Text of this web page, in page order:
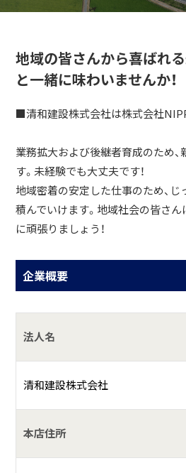
地域の皆さんから喜ばれ
と一緒に味わいませんか！
■清和建設株式会社は株式会社
業務拡大および後継者育成のため
す。未経験でも大丈夫です！
地域密着の安定した仕事のため、
積んでいけます。地域社会の皆さん
に頑張りましょう！
企業概要
法人名
清和建設株式会社
本店住所